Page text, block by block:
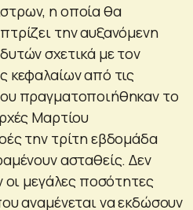
η οποία θα
την αυξανόμενη
σχετικά με τον
κεφαλαίων από τις
πραγματοποιήθηκαν το
Μαρτίου
την τρίτη εβδομάδα
ασταθείς. Δεν
οι μεγάλες ποσότητες
αναμένεται να εκδώσουν